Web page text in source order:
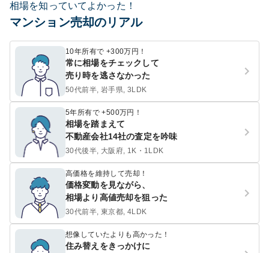
相場を知っていてよかった！
マンション売却のリアル
10年所有で +300万円！
常に相場をチェックして
売り時を逃さなかった
50代前半, 岩手県, 3LDK
5年所有で +500万円！
相場を踏まえて
不動産会社14社の査定を吟味
30代後半, 大阪府, 1K・1LDK
高価格を維持して売却！
価格変動を見ながら、
相場より高値売却を狙った
30代前半, 東京都, 4LDK
想像していたよりも高かった！
住み替えをきっかけに